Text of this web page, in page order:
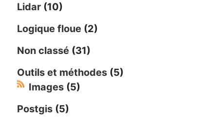
Lidar (10)
Logique floue (2)
Non classé (31)
Outils et méthodes (5)
Images (5)
Postgis (5)